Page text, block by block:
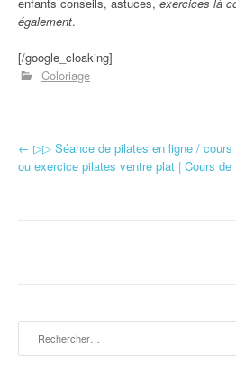
également.
[/google_cloaking]
Coloriage
Navigation d'article
← ▷▷ Séance de pilates en ligne /
ou exercice pilates ventre plat | Cours